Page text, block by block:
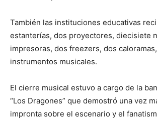
También las instituciones educativas
estanterías, dos proyectores, diecisiete
impresoras, dos freezers, dos
instrumentos musicales.
El cierre musical estuvo a cargo de la
“Los Dragones” que demostró una vez
impronta sobre el escenario y el